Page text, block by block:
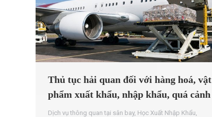
Thủ tục hải quan đối với hàng hoá, vật
phẩm xuất khẩu, nhập khẩu, quá cảnh
Dịch vụ thông quan tại sân bay, Học Xuất Nhập Khẩu